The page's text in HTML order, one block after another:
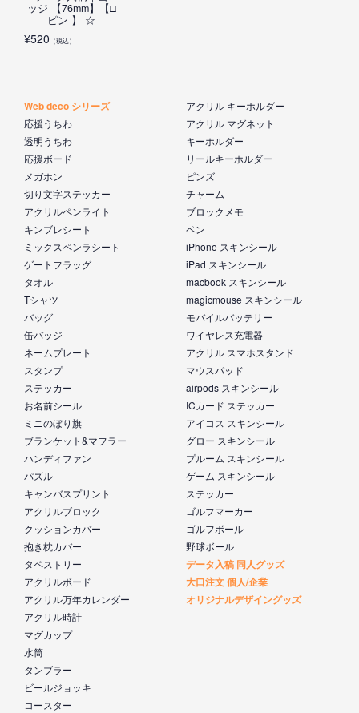
ッジ 【76mm】【□
ピン 】 ☆
¥520 （税込）
Web deco シリーズ
応援うちわ
透明うちわ
応援ボード
メガホン
切り文字ステッカー
アクリルペンライト
キンブレシート
ミックスペンラシート
ゲートフラッグ
タオル
Tシャツ
バッグ
缶バッジ
ネームプレート
スタンプ
ステッカー
お名前シール
ミニのぼり旗
ブランケット&マフラー
ハンディファン
パズル
キャンバスプリント
アクリルブロック
クッションカバー
抱き枕カバー
タペストリー
アクリルボード
アクリル万年カレンダー
アクリル時計
マグカップ
水筒
タンブラー
ビールジョッキ
コースター
アクリル キーホルダー
アクリル マグネット
キーホルダー
リールキーホルダー
ピンズ
チャーム
ブロックメモ
ペン
iPhone スキンシール
iPad スキンシール
macbook スキンシール
magicmouse スキンシール
モバイルバッテリー
ワイヤレス充電器
アクリル スマホスタンド
マウスパッド
airpods スキンシール
ICカード ステッカー
アイコス スキンシール
グロー スキンシール
プルーム スキンシール
ゲーム スキンシール
ステッカー
ゴルフマーカー
ゴルフボール
野球ボール
データ入稿 同人グッズ
大口注文 個人/企業
オリジナルデザイングッズ